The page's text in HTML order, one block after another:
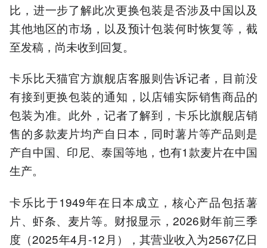
比，进一步了解此次更换包装是否涉及中国以及
其他地区的市场，以及预计包装何时恢复等，截
至发稿，尚未收到回复。
卡乐比天猫官方旗舰店客服则告诉记者，目前没
有接到更换包装的通知，以店铺实际销售商品的
包装为准。此外，记者了解到，卡乐比旗舰店销
售的多款麦片均产自日本，同时薯片等产品则是
产自中国、印尼、泰国等地，也有1款麦片在中国
生产。
卡乐比于1949年在日本成立，核心产品包括薯
片、虾条、麦片等。财报显示，2026财年前三季
度（2025年4月-12月），其营业收入为2567亿日